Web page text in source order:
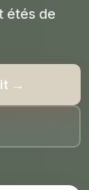
étés de
→